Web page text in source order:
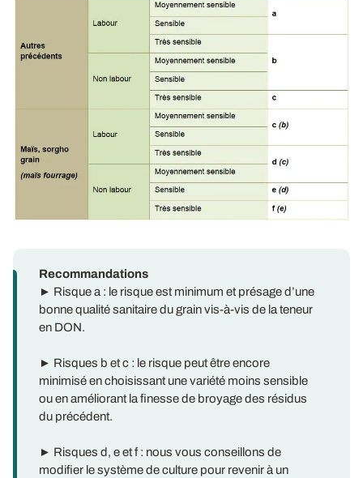
Recommandations
► Risque a : le risque est minimum et présage d’une
bonne qualité sanitaire du grain vis-à-vis de la teneur
en DON.
► Risques b et c : le risque peut être encore
minimisé en choisissant une variété moins sensible
ou en améliorant la finesse de broyage des résidus
du précédent.
► Risques d, e et f : nous vous conseillons de
modifier le système de culture pour revenir à un